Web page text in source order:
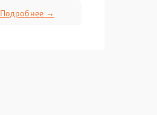
Подробнее →